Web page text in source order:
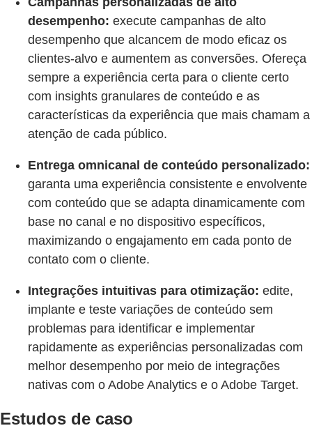
desempenho: execute campanhas de alto
desempenho que alcancem de modo eficaz os
clientes-alvo e aumentem as conversões. Ofereça
sempre a experiência certa para o cliente certo
com insights granulares de conteúdo e as
características da experiência que mais chamam a
atenção de cada público.
Entrega omnicanal de conteúdo personalizado:
garanta uma experiência consistente e envolvente
com conteúdo que se adapta dinamicamente com
base no canal e no dispositivo específicos,
maximizando o engajamento em cada ponto de
contato com o cliente.
Integrações intuitivas para otimização: edite,
implante e teste variações de conteúdo sem
problemas para identificar e implementar
rapidamente as experiências personalizadas com
melhor desempenho por meio de integrações
nativas com o Adobe Analytics e o Adobe Target.
Estudos de caso